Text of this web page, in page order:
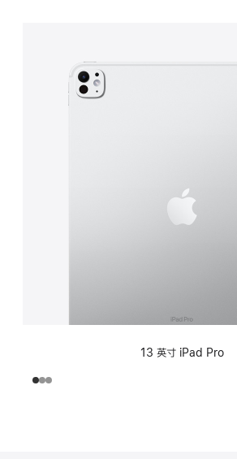
13 英寸 iPad Pro